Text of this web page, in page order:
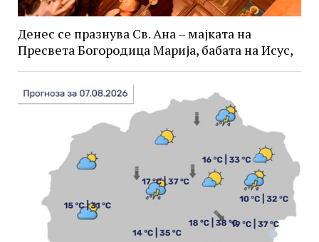
Денес се празнува Св. Ана – мајката на
Пресвета Богородица Марија, бабата на Исус,